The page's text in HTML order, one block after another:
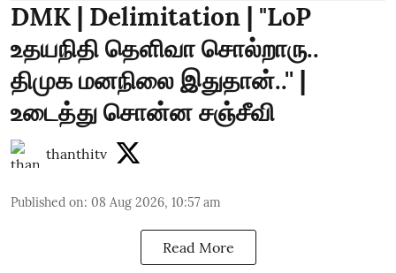
DMK | Delimitation | "LoP
உதயநிதி தெளிவா சொல்றாரு..
திமுக மனநிலை இதுதான்..'' |
உடைத்து சொன்ன சஞ்சீவி
thanthitv
Published on: 08 Aug 2026, 10:57 am
Read More